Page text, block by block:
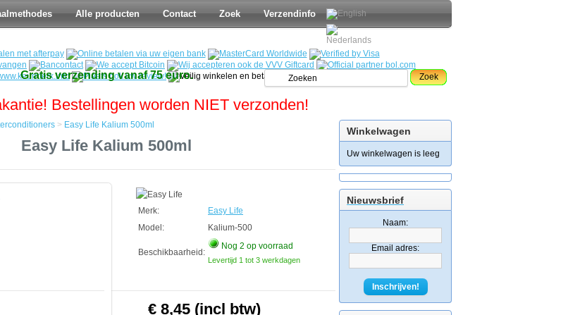
Alle producten Contact Zoek Verzendinfo
Gratis verzending vanaf 75 euro. Zoek
Bestellingen worden NIET verzonden!
Winkelwagen
Uw winkelwagen is leeg
Nieuwsbrief
Naam:
Email adres:
Inschrijven!
> Easy Life Kalium 500ml
Easy Life Kalium 500ml
Merk:
Easy Life
Model:
Kalium-500
Beschikbaarheid:
Nog 2 op voorraad
Levertijd 1 tot 3 werkdagen
€ 8,45 (incl btw)